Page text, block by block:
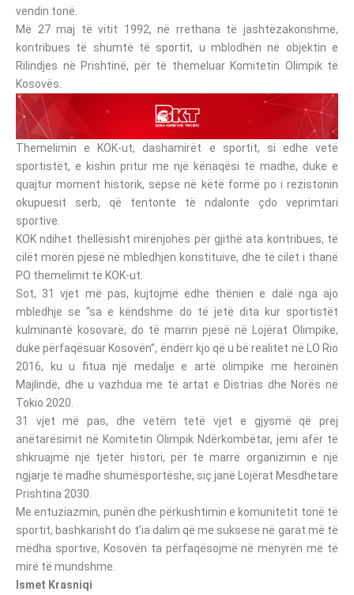
vendin tonë.
Më 27 maj të vitit 1992, në rrethana të jashtëzakonshme,
kontribues të shumtë të sportit, u mblodhën në objektin e
Rilindjes në Prishtinë, për të themeluar Komitetin Olimpik të
Kosovës.
Themelimin e KOK-ut, dashamirët e sportit, si edhe vetë
sportistët, e kishin pritur me një kënaqësi të madhe, duke e
quajtur moment historik, sepse në këtë formë po i rezistonin
okupuesit serb, që tentonte të ndalonte çdo veprimtari
sportive.
KOK ndihet thellësisht mirënjohës për gjithë ata kontribues, të
cilët morën pjesë në mbledhjen konstituive, dhe të cilët i thanë
PO themelimit të KOK-ut.
Sot, 31 vjet më pas, kujtojmë edhe thënien e dalë nga ajo
mbledhje se “sa e këndshme do të jetë dita kur sportistët
kulminantë kosovarë, do të marrin pjesë në Lojërat Olimpike,
duke përfaqësuar Kosovën”, ëndërr kjo që u bë realitet në LO Rio
2016, ku u fitua një medalje e artë olimpike me heroinën
Majlindë, dhe u vazhdua me të artat e Distrias dhe Norës në
Tokio 2020.
31 vjet më pas, dhe vetëm tetë vjet e gjysmë që prej
anëtarësimit në Komitetin Olimpik Ndërkombëtar, jemi afër të
shkruajmë një tjetër histori, për të marrë organizimin e një
ngjarje të madhe shumësportëshe, siç janë Lojërat Mesdhetare
Prishtina 2030.
Me entuziazmin, punën dhe përkushtimin e komunitetit tonë të
sportit, bashkarisht do t’ia dalim që me suksese në garat më të
mëdha sportive, Kosovën ta përfaqësojmë në mënyrën më të
mirë të mundshme.
Ismet Krasniqi